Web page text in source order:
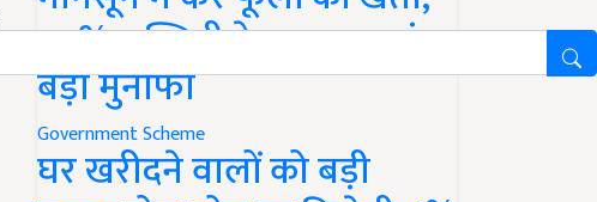
50% सब्सिडी के साथ कमाएं
बड़ा मुनाफा
Government Scheme
घर खरीदने वालों को बड़ी